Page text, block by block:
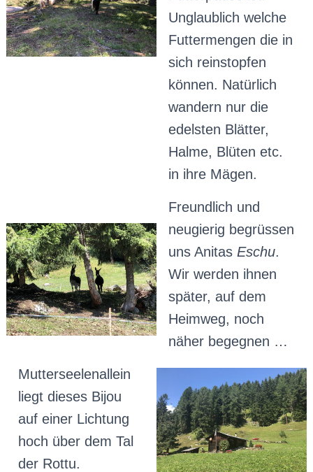
Unglaublich welche
Futtermengen die in
sich reinstopfen
können. Natürlich
wandern nur die
edelsten Blätter,
Halme, Blüten etc.
in ihre Mägen.
Freundlich und
neugierig begrüssen
uns Anitas Eschu.
Wir werden ihnen
später, auf dem
Heimweg, noch
näher begegnen …
Mutterseelenallein
liegt dieses Bijou
auf einer Lichtung
hoch über dem Tal
der Rottu.